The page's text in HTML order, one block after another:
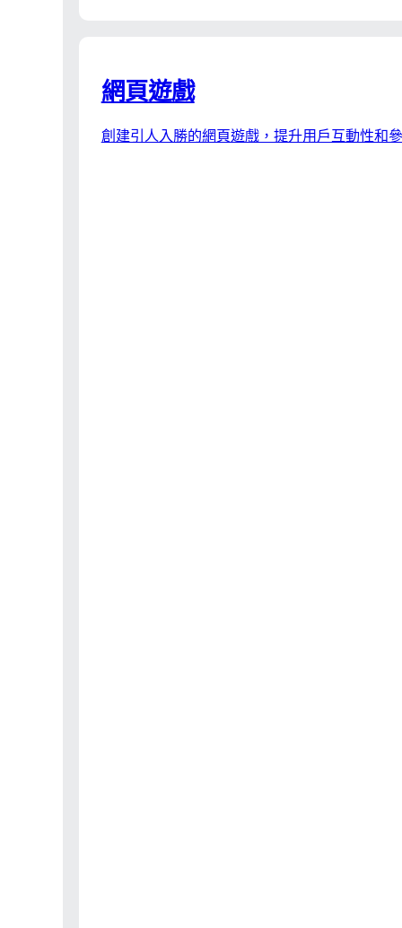
網頁遊戲
創建引人入勝的網頁遊戲，提升用戶互動性和